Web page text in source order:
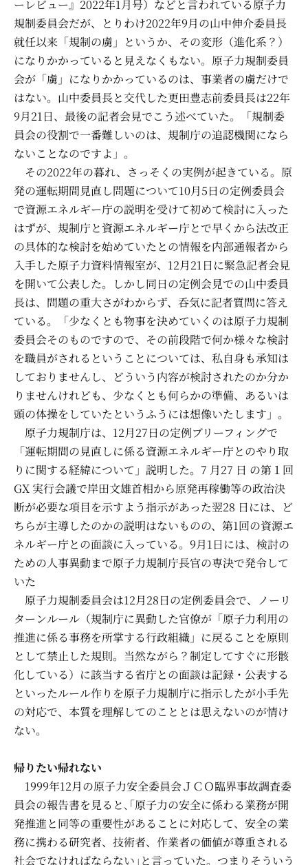
ーレビュー』2022年1月号）などと言われている原子力
規制委員会だが、とりわけ2022年9月の山中伸介委員長
就任以来「規制の虜」というか、その変形（進化系？）
になりかかっていると見えなくもない。原子力規制委員
会が「虜」になりかかっているのは、事業者の虜だけで
はない。山中委員長と交代した更田豊志前委員長は22年
9月21日、最後の記者会見でこう述べていた。「規制委
員会の役割で一番難しいのは、規制庁の追認機関になら
ないことなのですよ」。
その2022年の暮れ、さっそくの実例が起きている。原
発の運転期間見直し問題について10月5日の定例委員会
で資源エネルギー庁の説明を受けて初めて検討に入った
はずが、規制庁と資源エネルギー庁とで早くから法改正
の具体的な検討を始めていたとの情報を内部通報者から
入手した原子力資料情報室が、12月21日に緊急記者会見
を開いて公表した。しかし同日の定例会見での山中委員
長は、問題の重大さがわからず、呑気に記者質問に答え
ている。「少なくとも物事を決めていくのは原子力規制
委員会そのものですので、その前段階で何か様々な検討
を職員がされるということについては、私自身も承知は
しておりませんし、どういう内容が検討されたのか分か
りませんけれども、少なくとも何らかの準備、あるいは
頭の体操をしていたというふうには想像いたします」。
原子力規制庁は、12月27日の定例ブリーフィングで
「運転期間の見直しに係る資源エネルギー庁とのやり取
りに関する経緯について」説明した。7 月27 日 の第１回
GX 実行会議で岸田文雄首相から原発再稼働等の政治決
断が必要な項目を示すよう指示があった翌28 日には、ど
ちらが主導したのかの説明はないものの、第1回の資源エ
ネルギー庁との面談に入っている。9月1日には、検討の
ための人事異動まで原子力規制庁長官の専決で発令して
いた
原子力規制委員会は12月28日の定例委員会で、ノーリ
ターンルール（規制庁に異動した官僚が「原子力利用の
推進に係る事務を所掌する行政組織」に戻ることを原則
として禁止した規則。当然ながら？制定してすぐに形骸
化している）に該当する省庁との面談は記録・公表する
といったルール作りを原子力規制庁に指示したが小手先
の対応で、本質を理解してのこととは思えないのが情け
ない。
帰りたい帰れない
1999年12月の原子力安全委員会ＪＣＯ臨界事故調査委
員会の報告書を見ると､｢原子力の安全に係わる業務が開
発推進と同等の重要性があることに対応して、安全の業
務に携わる研究者、技術者、作業者の価値が尊重される
社会でなければならない｣と言っていた。つまりそういう